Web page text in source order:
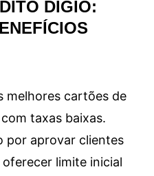
DIGIO:
melhores cartões de
taxas baixas.
por aprovar clientes
limite inicial